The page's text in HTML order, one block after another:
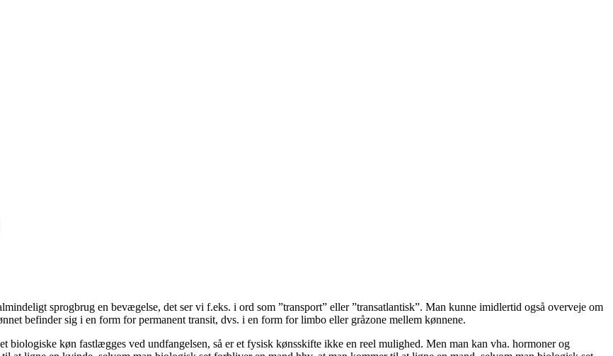
sprogbrug en bevægelse, det ser vi f.eks. i ord som ”transport” eller ”transatlantisk”. Man kunne imidlertid også overveje om
befinder sig i en form for permanent transit, dvs. i en form for limbo eller gråzone mellem kønnene.
biologiske køn fastlægges ved undfangelsen, så er et fysisk kønsskifte ikke en reel mulighed. Men man kan vha. hormoner og